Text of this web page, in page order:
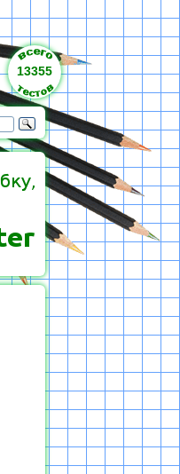
13355